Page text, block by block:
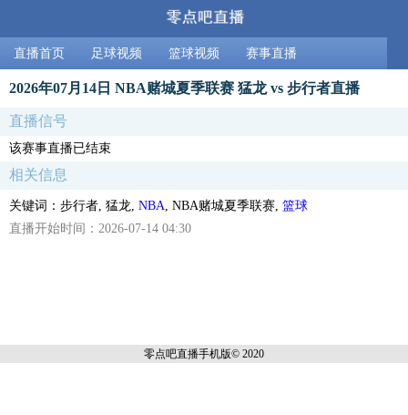
直播首页 足球视频 篮球视频 赛事直播
2026年07月14日 NBA赌城夏季联赛 猛龙 vs 步行者直播
直播信号
该赛事直播已结束
相关信息
关键词：步行者, 猛龙, NBA , NBA赌城夏季联赛, 篮球
直播开始时间：2026-07-14 04:30
零点吧直播手机版© 2020